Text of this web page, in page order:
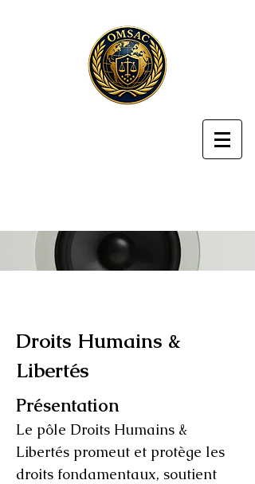
Droits Humains &
Libertés
Présentation
Le pôle Droits Humains &
Libertés promeut et protège les
droits fondamentaux, soutient